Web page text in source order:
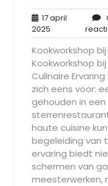
17 april
2025
april
2025
Kookworkshop
Kookworkshop
Culinaire
zich eens voor:
gehouden in
haute cuisine
begeleiding van
ervaring biedt
schermen van
meesterwerken,